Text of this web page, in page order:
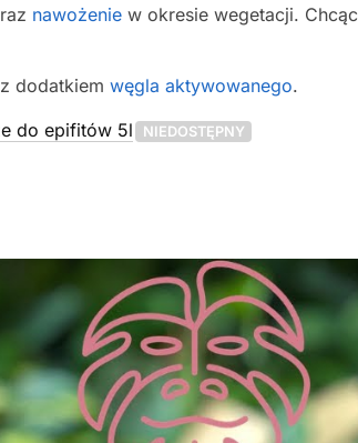
nawożeniew okresie wegetacji. Chcąc
dodatkiem węgla aktywowanego.
do epifitów 5l NIEDOSTĘPNY